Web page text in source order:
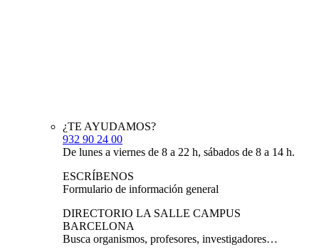
¿TE AYUDAMOS?
932 90 24 00
De lunes a viernes de 8 a 22 h, sábados de 8 a 14 h.
ESCRÍBENOS
Formulario de información general
DIRECTORIO LA SALLE CAMPUS
BARCELONA
Busca organismos, profesores, investigadores…